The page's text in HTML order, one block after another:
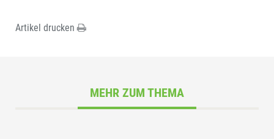
Artikel drucken
MEHR ZUM THEMA